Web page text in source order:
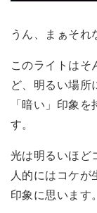
うん、 まぁそれ
このライトはそ
ど、明るい場所
「暗い」印象
す。
光は明るいほど
人的には コケが
印象に思います。